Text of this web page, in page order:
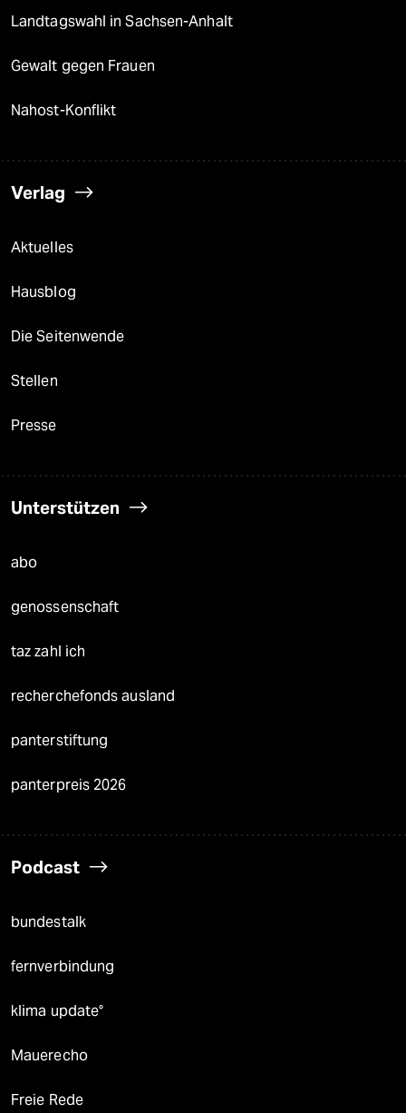
Landtagswahl in Sachsen-Anhalt
Gewalt gegen Frauen
Nahost-Konflikt
Verlag
Aktuelles
Hausblog
Die Seitenwende
Stellen
Presse
Unterstützen
abo
genossenschaft
taz zahl ich
recherchefonds ausland
panterstiftung
panterpreis 2026
Podcast
bundestalk
fernverbindung
klima update°
Mauerecho
Freie Rede